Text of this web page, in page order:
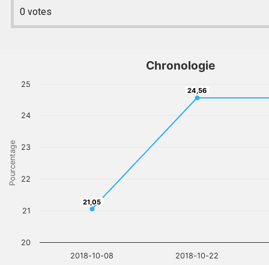
0votes
Pourcentage
Chronologie
21,05
21,05
24,56
24,56
2018-10-08 2018-10-22
20
21
22
23
24
25